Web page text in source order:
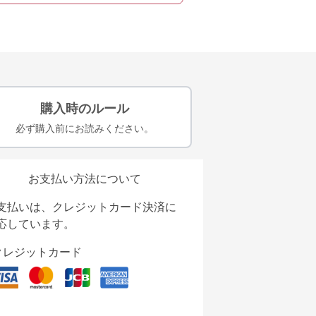
購入時のルール
必ず購入前にお読みください。
お支払い方法について
払いは、クレジットカード決済に
しています。
レジットカード